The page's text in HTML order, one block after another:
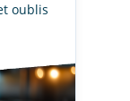
oublis